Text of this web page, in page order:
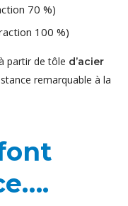
70 %)
100 %)
partir de tôle d’acier
remarquable à la